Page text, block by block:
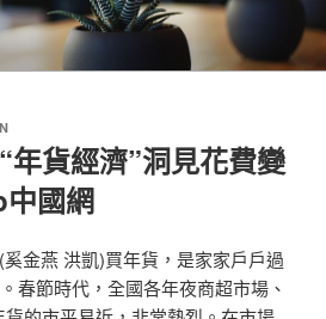
年貨經濟”洞見花費變
國網
金燕 洪凱)買年貨，是家家戶戶過
春節時代，全國各年夜商超市場、